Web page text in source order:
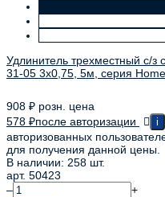
Удлинитель трехместный с/з
31-05 3x0,75, 5м, серия
908 ₽ розн. цена
578 ₽после авторизации i
авторизованных
для получения данной цены.
В наличии: 258 шт.
арт. 50423
–
+